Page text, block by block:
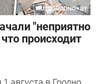
"неприятно
происходит